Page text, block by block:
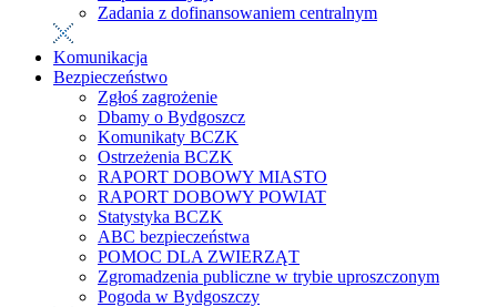
Zadania z dofinansowaniem centralnym
Komunikacja
Bezpieczeństwo
Zgłoś zagrożenie
Dbamy o Bydgoszcz
Komunikaty BCZK
Ostrzeżenia BCZK
RAPORT DOBOWY MIASTO
RAPORT DOBOWY POWIAT
Statystyka BCZK
ABC bezpieczeństwa
POMOC DLA ZWIERZĄT
Zgromadzenia publiczne w trybie uproszczonym
Pogoda w Bydgoszczy